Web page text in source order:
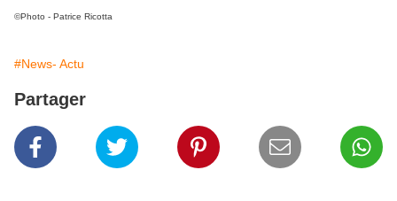
©Photo - Patrice Ricotta
#News- Actu
Partager